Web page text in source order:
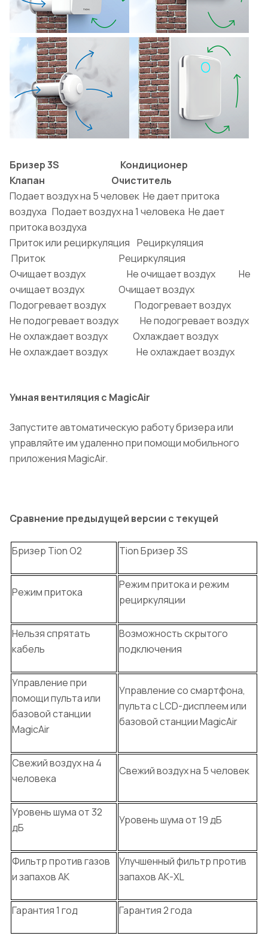
Бризер 3S Кондиционер
Клапан Очиститель
Подает воздух на 5 человек Не дает притока
воздуха Подает воздух на 1 человека Не дает
притока воздуха
Приток или рециркуляция Рециркуляция
Приток Рециркуляция
Очищает воздух Не очищает воздух Не
очищает воздух Очищает воздух
Подогревает воздух Подогревает воздух
Не подогревает воздух Не подогревает воздух
Не охлаждает воздух Охлаждает воздух
Не охлаждает воздух Не охлаждает воздух
Умная вентиляция с MagicAir
Запустите автоматическую работу бризера или
управляйте им удаленно при помощи мобильного
приложения MagicAir.
Сравнение предыдущей версии с текущей
Бризер Tion O2 Tion Бризер 3S
Режим притока
Режим притока и режим
рециркуляции
Нельзя спрятать
кабель
Возможность скрытого
подключения
Управление при
помощи пульта или
базовой станции
MagicAir
Управление со смартфона,
пульта с LCD-дисплеем или
базовой станции MagicAir
Свежий воздух на 4
человека
Свежий воздух на 5 человек
Уровень шума от 32
дБ
Уровень шума от 19 дБ
Фильтр против газов
и запахов АК
Улучшенный фильтр против
запахов АК-XL
Гарантия 1 год Гарантия 2 года